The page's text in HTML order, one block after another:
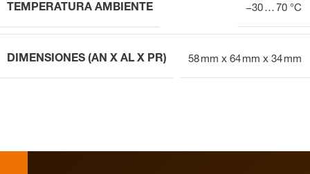
TEMPERATURA AMBIENTE −30 … 70 °C
DIMENSIONES (AN X AL X PR) 58 mm x 64 mm x 34 mm